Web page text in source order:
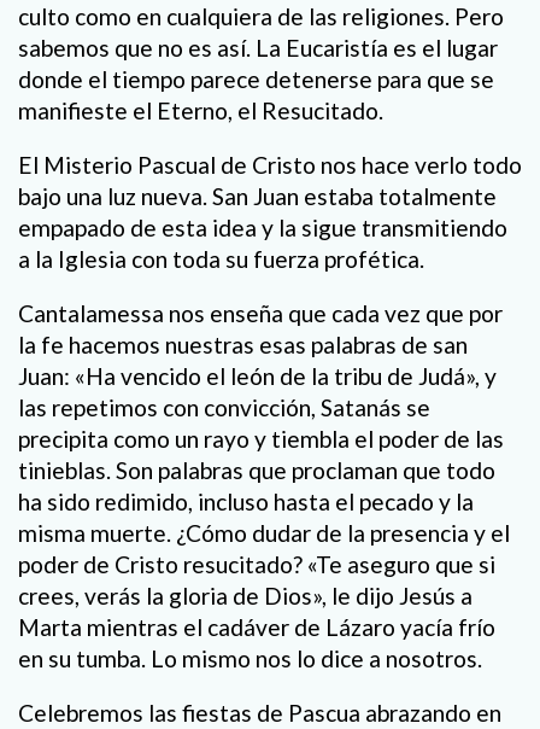
culto como en cualquiera de las religiones. Pero
sabemos que no es así. La Eucaristía es el lugar
donde el tiempo parece detenerse para que se
manifieste el Eterno, el Resucitado.
El Misterio Pascual de Cristo nos hace verlo todo
bajo una luz nueva. San Juan estaba totalmente
empapado de esta idea y la sigue transmitiendo
a la Iglesia con toda su fuerza profética.
Cantalamessa nos enseña que cada vez que por
la fe hacemos nuestras esas palabras de san
Juan: «Ha vencido el león de la tribu de Judá», y
las repetimos con convicción, Satanás se
precipita como un rayo y tiembla el poder de las
tinieblas. Son palabras que proclaman que todo
ha sido redimido, incluso hasta el pecado y la
misma muerte. ¿Cómo dudar de la presencia y el
poder de Cristo resucitado? «Te aseguro que si
crees, verás la gloria de Dios», le dijo Jesús a
Marta mientras el cadáver de Lázaro yacía frío
en su tumba. Lo mismo nos lo dice a nosotros.
Celebremos las fiestas de Pascua abrazando en